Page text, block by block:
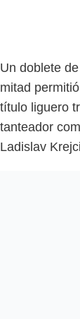
Un doblete
mitad
título liguero
tanteador
Ladislav